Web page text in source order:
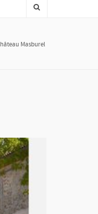
Masburel